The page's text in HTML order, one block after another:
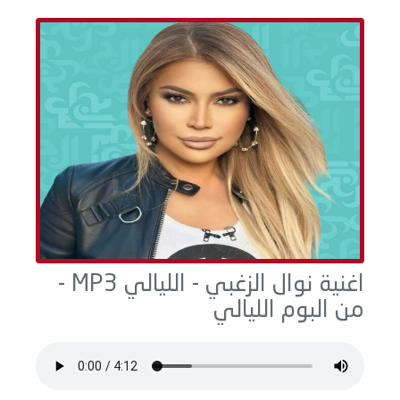
اغنية نوال الزغبي - الليالي MP3 -
من البوم الليالي